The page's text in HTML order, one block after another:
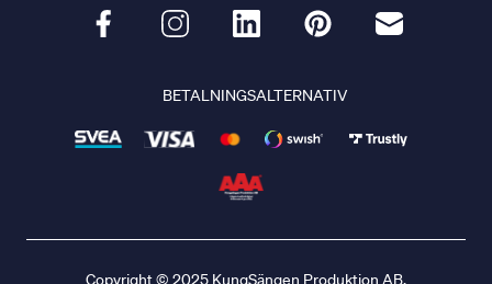
BETALNINGSALTERNATIV
Copyright © 2025 KungSängen Produktion AB.